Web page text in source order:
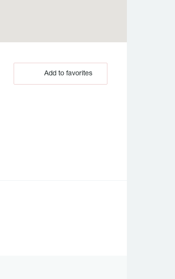
Add to favorites